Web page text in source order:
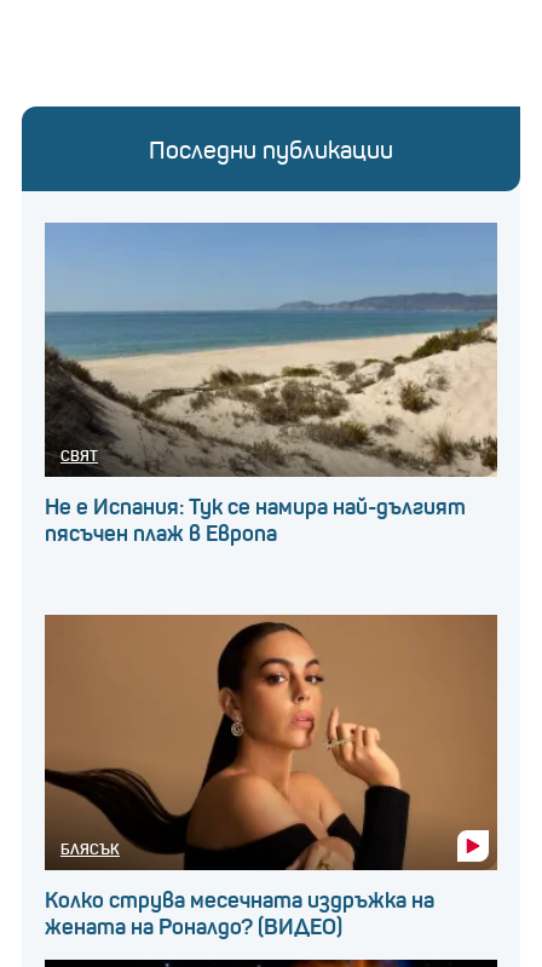
Последни публикации
СВЯТ
Не е Испания: Тук се намира най-дългият
пясъчен плаж в Европа
БЛЯСЪК
Колко струва месечната издръжка на
жената на Роналдо? (ВИДЕО)